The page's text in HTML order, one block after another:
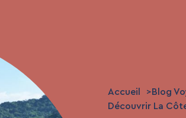
Accueil Blog
Découvrir La